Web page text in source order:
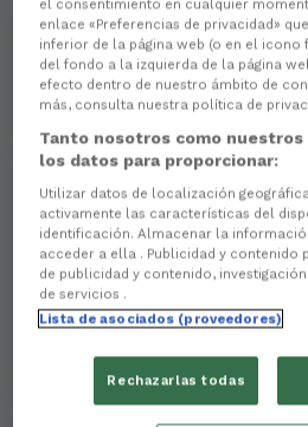
0
0
0
Goles
Goles de cabeza
el consentimiento en cualquier
enlace «Preferencias de privacidad»
inferior de la página web (o en el icono
del fondo a la izquierda de la página
efecto dentro de nuestro ámbito de
más, consulta nuestra política de
Tanto nosotros como
los datos para proporcionar:
Utilizar datos de localización
activamente las características del
identificación. Almacenar la
acceder a ella . Publicidad y contenido
de publicidad y contenido,
de servicios .
Lista de asociados (proveedores)
Rechazarlas todas